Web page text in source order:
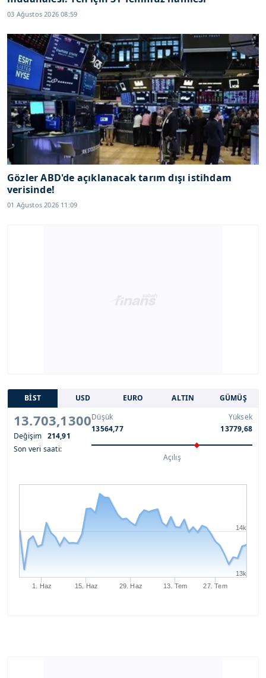
03 Ağustos 2026 08:59
Gözler ABD'de açıklanacak tarım dışı istihdam
verisinde!
01 Ağustos 2026 11:09
BİST USD EURO ALTIN GÜMÜŞ
13.703,1300
Değişim 214,91
Son veri saati:
Düşük
13564,77
Yüksek
13779,68
Açılış
1. Haz 15. Haz 29. Haz 13. Tem 27. Tem
13k
14k